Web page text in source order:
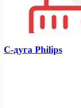
С-дуга Philips